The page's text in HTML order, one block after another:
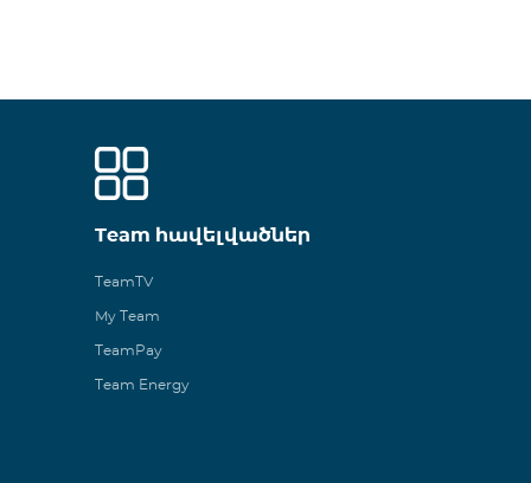
Team հավելվածներ
TeamTV
My Team
TeamPay
Team Energy